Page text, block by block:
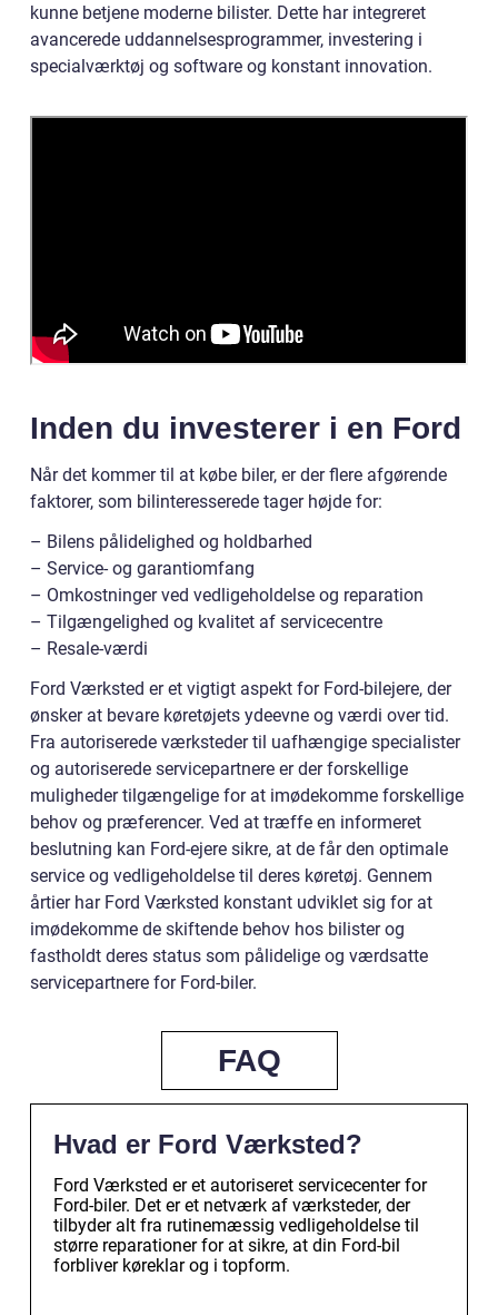
kunne betjene moderne bilister. Dette har integreret
avancerede uddannelsesprogrammer, investering i
specialværktøj og software og konstant innovation.
Inden du investerer i en Ford
Når det kommer til at købe biler, er der flere afgørende
faktorer, som bilinteresserede tager højde for:
– Bilens pålidelighed og holdbarhed
– Service- og garantiomfang
– Omkostninger ved vedligeholdelse og reparation
– Tilgængelighed og kvalitet af servicecentre
– Resale-værdi
Ford Værksted er et vigtigt aspekt for Ford-bilejere, der
ønsker at bevare køretøjets ydeevne og værdi over tid.
Fra autoriserede værksteder til uafhængige specialister
og autoriserede servicepartnere er der forskellige
muligheder tilgængelige for at imødekomme forskellige
behov og præferencer. Ved at træffe en informeret
beslutning kan Ford-ejere sikre, at de får den optimale
service og vedligeholdelse til deres køretøj. Gennem
årtier har Ford Værksted konstant udviklet sig for at
imødekomme de skiftende behov hos bilister og
fastholdt deres status som pålidelige og værdsatte
servicepartnere for Ford-biler.
FAQ
Hvad er Ford Værksted?
Ford Værksted er et autoriseret servicecenter for
Ford-biler. Det er et netværk af værksteder, der
tilbyder alt fra rutinemæssig vedligeholdelse til
større reparationer for at sikre, at din Ford-bil
forbliver køreklar og i topform.